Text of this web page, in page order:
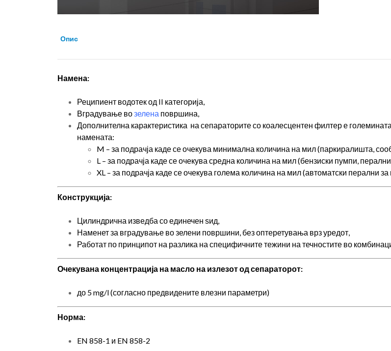
Опис
Намена:
Реципиент водотек од II категорија,
Вградување возелена површина,
Дополнителна карактеристика на сепараторите со коалесцентен филтер е
намената:
M – за подрачја каде се очекува минимална количина на мил (паркиралишта,
L – за подрачја каде се очекува средна количина на мил (бензиски пумпи,
XL – за подрачја каде се очекува голема количина на мил (автоматски перални
Конструкција:
Цилиндрична изведба со единечен ѕид,
Наменет за вградување во зелени површини, без оптеретувања врз уредот,
Работат по принципот на разлика на специфичните тежини на течностите во
Очекувана концентрација на масло на излезот од сепараторот:
до 5 mg/l (согласно предвидените влезни параметри)
Норма:
EN 858-1 и EN 858-2